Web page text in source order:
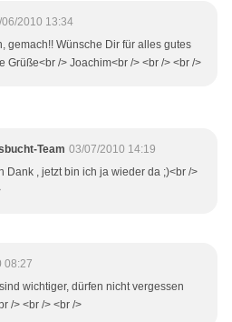
2010 13:34
gemach!! Wünsche Dir für alles gutes
Grüße<br /> Joachim<br /> <br /> <br />
Team 03/07/2010 14:19
Dank , jetzt bin ich ja wieder da ;)<br />
08:27
wichtiger, dürfen nicht vergessen
/> <br /> <br />